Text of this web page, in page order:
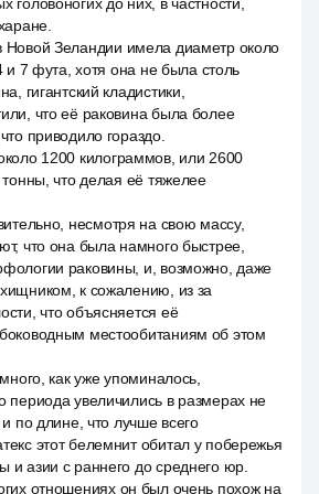
Зеландии имела диаметр около
и 7 фута, хотя она не была столь
гигантский кладистики,
что её раковина была более
приводило гораздо.
1200 килограммов, или 2600
что делая её тяжелее
несмотря на свою массу,
что она была намного быстрее,
раковины, и, возможно, даже
к сожалению, из за
что объясняется её
местообитаниям об этом
как уже упоминалось,
периода увеличились в размерах не
по длине, что лучше всего
этот белемнит обитал у побережья
и азии с раннего до среднего юр.
отношениях он был очень похож на